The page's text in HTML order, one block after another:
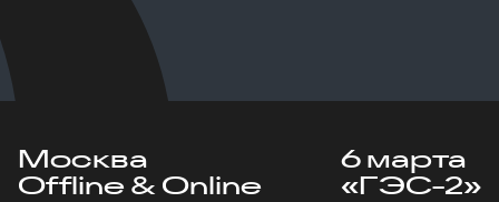
Москва
Offline & Online
6 марта
«ГЭС-2»